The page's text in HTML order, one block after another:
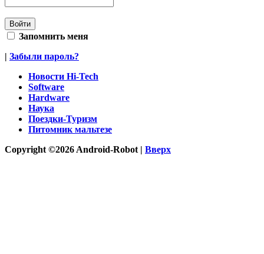
Запомнить меня
| Забыли пароль?
Новости Hi-Tech
Software
Hardware
Наука
Поездки-Туризм
Питомник мальтезе
Copyright ©2026 Android-Robot | Вверх